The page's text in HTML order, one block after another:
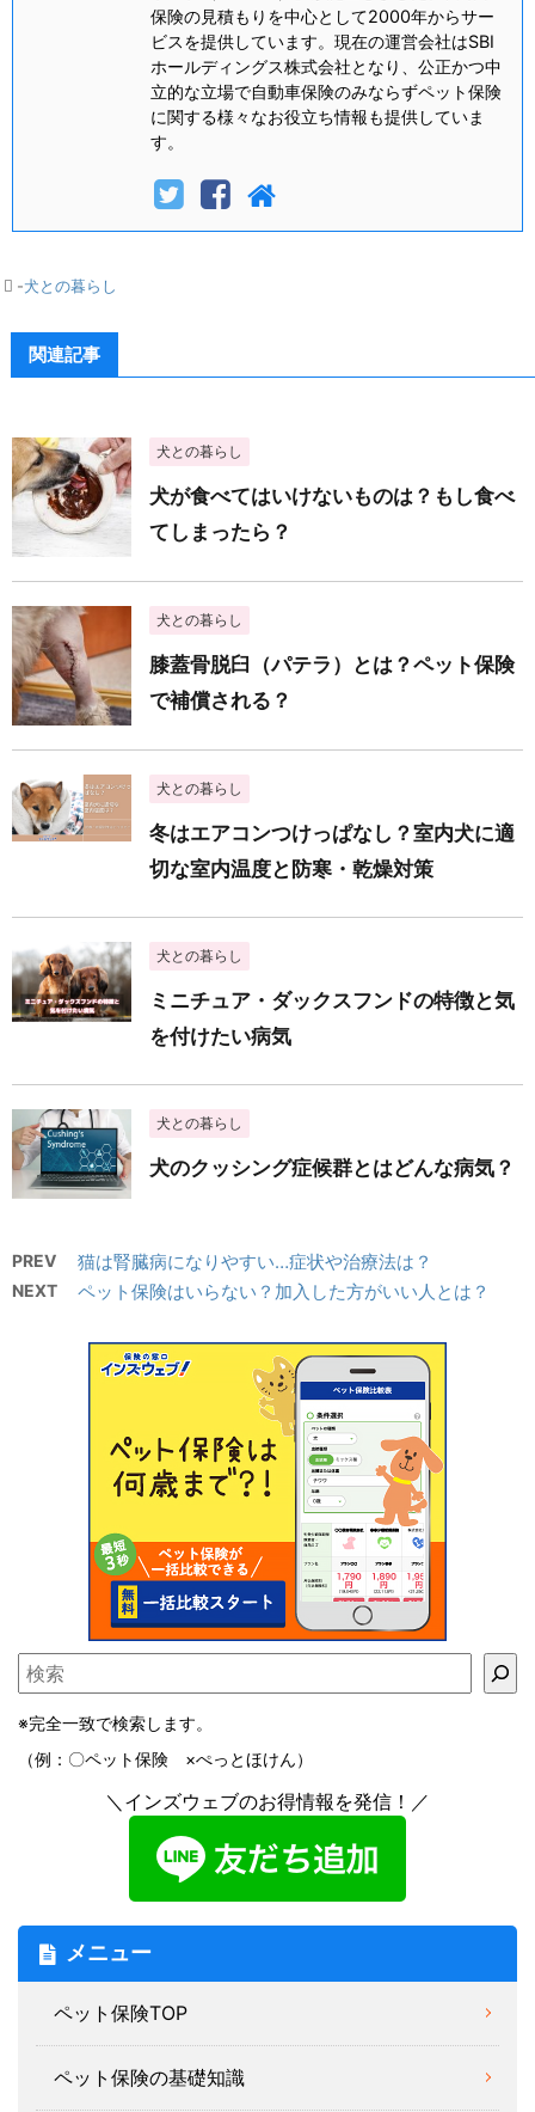
保険の見積もりを中心として2000年からサー
ビスを提供しています。現在の運営会社はSBI
ホールディングス株式会社となり、公正かつ中
立的な立場で自動車保険のみならずペット保険
に関する様々なお役立ち情報も提供していま
す。
-犬との暮らし
関連記事
犬との暮らし
犬が食べてはいけないものは？もし食べ
てしまったら？
犬との暮らし
膝蓋骨脱臼（パテラ）とは？ペット保険
で補償される？
犬との暮らし
冬はエアコンつけっぱなし？室内犬に適
切な室内温度と防寒・乾燥対策
犬との暮らし
ミニチュア・ダックスフンドの特徴と気
を付けたい病気
犬との暮らし
犬のクッシング症候群とはどんな病気？
PREV 猫は腎臓病になりやすい…症状や治療法は？
NEXT ペット保険はいらない？加入した方がいい人とは？
※完全一致で検索します。
（例：〇ペット保険 ×ぺっとほけん）
＼インズウェブのお得情報を発信！／
メニュー
ペット保険TOP
ペット保険の基礎知識